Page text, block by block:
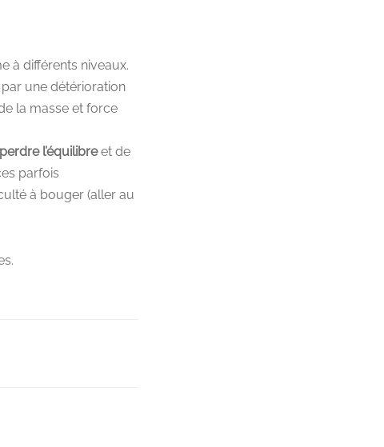
à différents niveaux.
une détérioration
la masse et force
perdre l’équilibreet de
parfois
à bouger (aller au